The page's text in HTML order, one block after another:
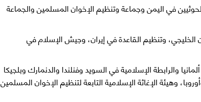
في اليمن وجماعة وتنظيم الإخوان المسلمين والجماعة
وتنظيم القاعدة في إيران، وجيش الإسلام في
والرابطة الإسلامية في السويد وفنلندا والدنمارك وبلجيكا
وهيئة الإغاثة الإسلامية التابعة لتنظيم الإخوان المسلمين